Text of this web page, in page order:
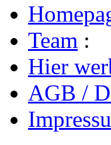
Team :
Hier
AGB /